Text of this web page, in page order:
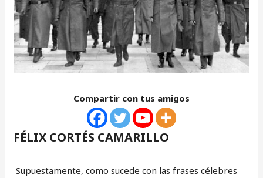
Compartir con tus amigos
FÉLIX CORTÉS CAMARILLO
Supuestamente, como sucede con las frases célebres